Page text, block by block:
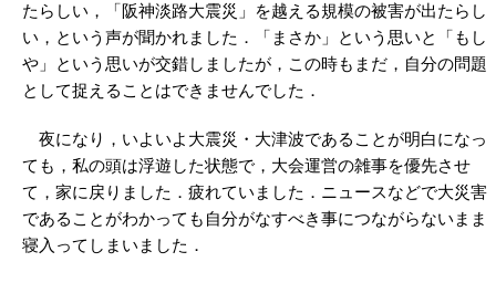
たらしい，「阪神淡路大震災」を越える規模の被害が出たらし
い，という声が聞かれました．「まさか」という思いと「もし
や」という思いが交錯しましたが，この時もまだ，自分の問題
として捉えることはできませんでした．
夜になり，いよいよ大震災・大津波であることが明白になっ
ても，私の頭は浮遊した状態で，大会運営の雑事を優先させ
て，家に戻りました．疲れていました．ニュースなどで大災害
であることがわかっても自分がなすべき事につながらないまま
寝入ってしまいました．